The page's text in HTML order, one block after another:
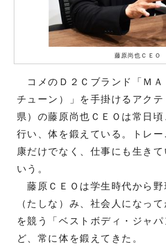
藤原尚也ＣＥＯ
コメのＤ２Ｃブランド「ＭＡ
チューン）」を手掛けるアクテ
県）の藤原尚也ＣＥＯは常日
行い、体を鍛えている。トレ
康だけでなく、仕事にも生き
いう。
藤原ＣＥＯは学生時代から野
（たしな）み、社会人になっ
を競う「ベストボディ・ジャ
ど、常に体を鍛えてきた。